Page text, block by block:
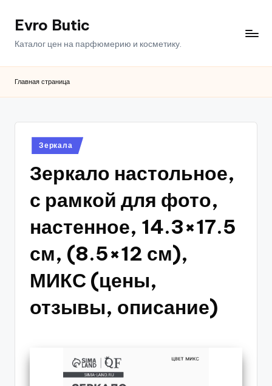
ПерейтиEvro Butic
Каталог цен на парфюмерию и косметику.
Главная страница
Опубликовано
в
Зеркала
Зеркало настольное,
с рамкой для фото,
настенное, 14.3×17.5
см, (8.5×12 см),
МИКС (цены,
отзывы, описание)